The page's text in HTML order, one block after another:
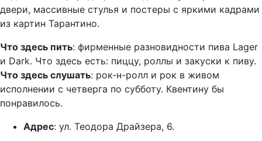
двери, массивные стулья и постеры с яркими кадрами
из картин Тарантино.
Что здесь пить: фирменные разновидности пива Lager
и Dark. Что здесь есть: пиццу, роллы и закуски к пиву.
Что здесь слушать: рок-н-ролл и рок в живом
исполнении с четверга по субботу. Квентину бы
понравилось.
Адрес: ул. Теодора Драйзера, 6.